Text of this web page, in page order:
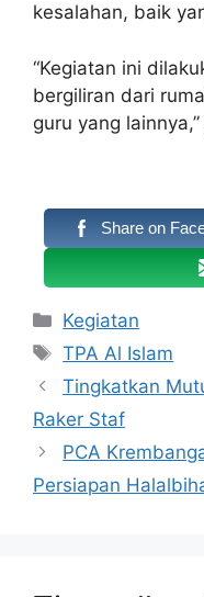
kesalahan, baik
“Kegiatan ini
bergiliran dari
guru yang
Share on
Kategori
Kegiatan
Tag
TPA Al Islam
Tingkatkan
Raker Staf
PCA
Persiapan